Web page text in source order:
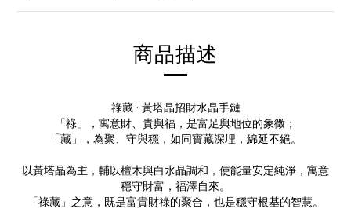
商品描述
祿藏 · 黃塔晶招財水晶手鏈
「祿」，寓意財、貴與福，是富足與地位的象徵；
「藏」，為聚、守與穩，如同寶藏深埋，綿延不絕。
以黃塔晶為主，輔以檀木與白水晶調和，使能量安定純淨，寓意
穩守財富，福澤自來。
「祿藏」之意，既是富貴財祿的聚合，也是穩守根基的智慧。